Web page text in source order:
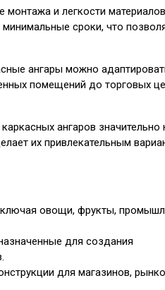
монтажа и легкости
сроки, что
ангары можно
помещений до торговых
ангаров значительно
их привлекательным
овощи, фрукты,
для создания
для магазинов,